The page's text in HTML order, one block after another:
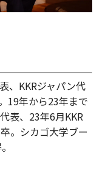
、KKRジャパン代
19年から23年まで
表、23年6月KKR
。シカゴ大学ブー